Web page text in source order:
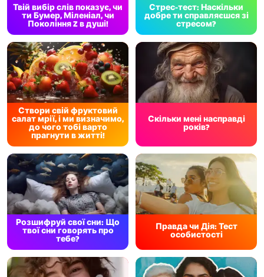
Твій вибір слів показує, чи
ти Бумер, Міленіал, чи
Покоління Z в душі!
Стрес-тест: Наскільки
добре ти справляєшся зі
стресом?
Створи свій фруктовий
салат мрії, і ми визначимо,
до чого тобі варто
прагнути в житті!
Скільки мені насправді
років?
Розшифруй свої сни: Що
твої сни говорять про
тебе?
Правда чи Дія: Тест
особистості